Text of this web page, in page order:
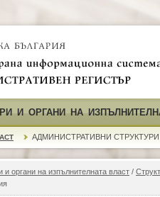
И ОРГАНИ НА
АДМИНИСТРАТИВНИ СТРУКТУРИ
и органи на изпълнителната власт /